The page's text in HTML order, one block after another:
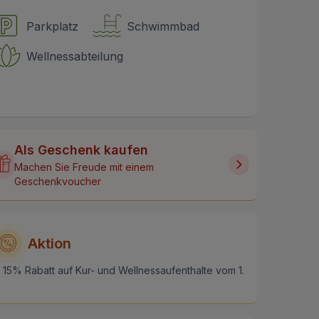
Parkplatz Schwimmbad
Wellnessabteilung
Als Geschenk kaufen
Machen Sie Freude mit einem
Geschenkvoucher
Aktion
Rabatt auf Kur- und Wellnessaufenthalte vom 1.